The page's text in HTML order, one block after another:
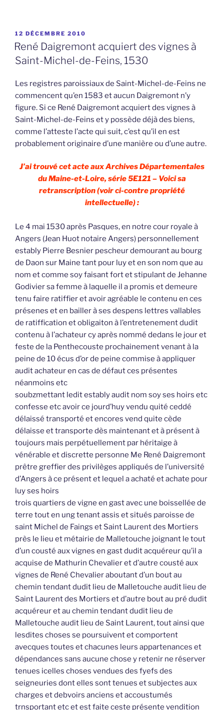
PUBLIÉ
LE
12 DÉCEMBRE 2010
René Daigremont acquiert des vignes à
Saint-Michel-de-Feins, 1530
Les registres paroissiaux de Saint-Michel-de-Feins ne
commencent qu’en 1583 et aucun Daigremont n’y
figure. Si ce René Daigremont acquiert des vignes à
Saint-Michel-de-Feins et y possède déjà des biens,
comme l’atteste l’acte qui suit, c’est qu’il en est
probablement originaire d’une manière ou d’une autre.
J’ai trouvé cet acte aux Archives Départementales
du Maine-et-Loire, série 5E121 – Voici sa
retranscription (voir ci-contre propriété
intellectuelle) :
Le 4 mai 1530 après Pasques, en notre cour royale à
Angers (Jean Huot notaire Angers) personnellement
estably Pierre Besnier pescheur demourant au bourg
de Daon sur Maine tant pour luy et en son nom que au
nom et comme soy faisant fort et stipulant de Jehanne
Godivier sa femme à laquelle il a promis et demeure
tenu faire ratiffier et avoir agréable le contenu en ces
présenes et en bailler à ses despens lettres vallables
de ratiffication et obligaiton à l’entretenement dudit
contenu à l’achateur cy après nommé dedans le jour et
feste de la Penthecouste prochainement venant à la
peine de 10 écus d’or de peine commise à appliquer
audit achateur en cas de défaut ces présentes
néanmoins etc
soubzmettant ledit estably audit nom soy ses hoirs etc
confesse etc avoir ce jourd’huy vendu quité ceddé
délaissé transporté et encores vend quite cède
délaisse et transporte dès maintenant et à présent à
toujours mais perpétuellement par héritaige à
vénérable et discrette personne Me René Daigremont
prêtre greffier des privilèges appliqués de l’université
d’Angers à ce présent et lequel a achaté et achate pour
luy ses hoirs
trois quartiers de vigne en gast avec une boissellée de
terre tout en ung tenant assis et situés paroisse de
saint Michel de Faings et Saint Laurent des Mortiers
près le lieu et métairie de Malletouche joignant le tout
d’un cousté aux vignes en gast dudit acquéreur qu’il a
acquise de Mathurin Chevalier et d’autre cousté aux
vignes de René Chevalier aboutant d’un bout au
chemin tendant dudit lieu de Malletouche audit lieu de
Saint Laurent des Mortiers et d’autre bout au pré dudit
acquéreur et au chemin tendant dudit lieu de
Malletouche audit lieu de Saint Laurent, tout ainsi que
lesdites choses se poursuivent et comportent
avecques toutes et chacunes leurs appartenances et
dépendances sans aucune chose y retenir ne réserver
tenues icelles choses vendues des fyefs des
seigneuries dont elles sont tenues et subjectes aux
charges et debvoirs anciens et accoustumés
trnsportant etc et est faite ceste présente vendition